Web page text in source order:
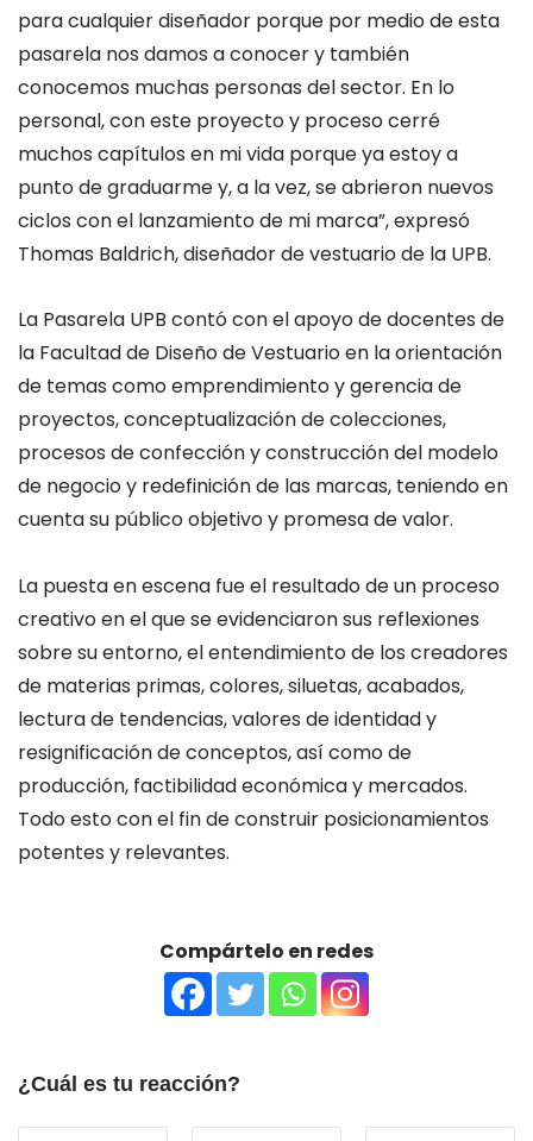
para cualquier diseñador porque por medio de esta
pasarela nos damos a conocer y también
conocemos muchas personas del sector. En lo
personal, con este proyecto y proceso cerré
muchos capítulos en mi vida porque ya estoy a
punto de graduarme y, a la vez, se abrieron nuevos
ciclos con el lanzamiento de mi marca”, expresó
Thomas Baldrich, diseñador de vestuario de la UPB.
La Pasarela UPB contó con el apoyo de docentes de
la Facultad de Diseño de Vestuario en la orientación
de temas como emprendimiento y gerencia de
proyectos, conceptualización de colecciones,
procesos de confección y construcción del modelo
de negocio y redefinición de las marcas, teniendo en
cuenta su público objetivo y promesa de valor.
La puesta en escena fue el resultado de un proceso
creativo en el que se evidenciaron sus reflexiones
sobre su entorno, el entendimiento de los creadores
de materias primas, colores, siluetas, acabados,
lectura de tendencias, valores de identidad y
resignificación de conceptos, así como de
producción, factibilidad económica y mercados.
Todo esto con el fin de construir posicionamientos
potentes y relevantes.
Compártelo en redes
¿Cuál es tu reacción?